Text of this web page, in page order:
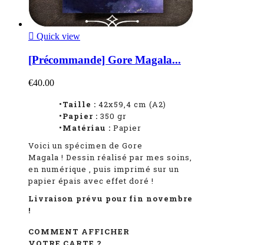
 Quick view
[Précommande] Gore Magala...
€40.00
•Taille : 42x59,4 cm (A2)
•Papier : 350 gr
•Matériau : Papier
Voici un spécimen de Gore
Magala ! Dessin réalisé par mes soins,
en numérique
, puis imprimé sur un
papier épais avec effet doré !
Livraison prévu pour fin novembre
!
COMMENT AFFICHER